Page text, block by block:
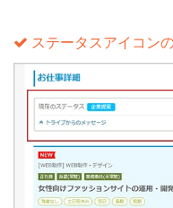
ステータスアイコン